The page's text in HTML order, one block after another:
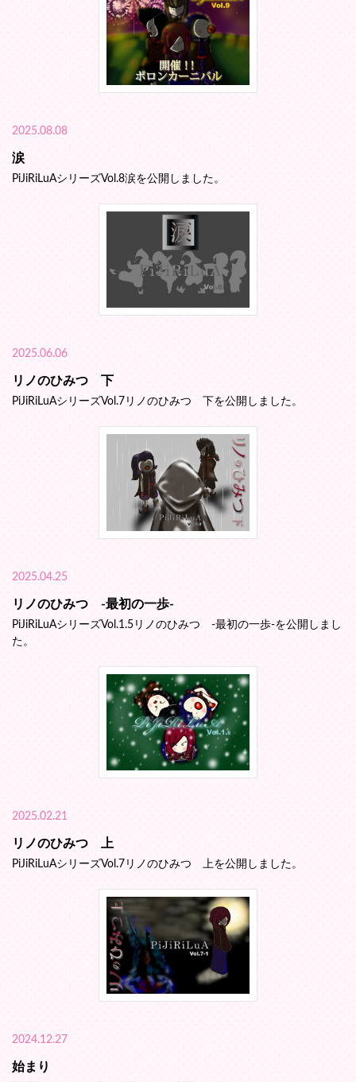
2025.08.08
涙
PiJiRiLuAシリーズVol.8涙を公開しました。
2025.06.06
リノのひみつ 下
PiJiRiLuAシリーズVol.7リノのひみつ 下を公開しました。
2025.04.25
リノのひみつ -最初の一歩-
PiJiRiLuAシリーズVol.1.5リノのひみつ -最初の一歩-を公開しまし
た。
2025.02.21
リノのひみつ 上
PiJiRiLuAシリーズVol.7リノのひみつ 上を公開しました。
2024.12.27
始まり